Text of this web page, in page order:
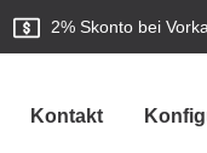
2% Skonto bei
Kontakt